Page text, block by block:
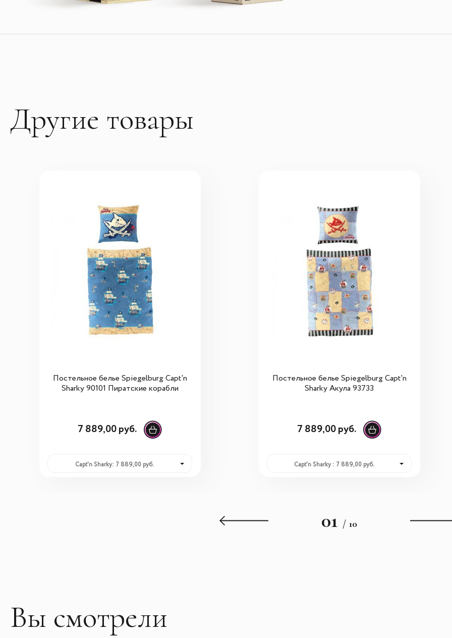
Другие товары
Постельное белье Spiegelburg Capt'n
Sharky 90101 Пиратские корабли
7 889,00 руб.
Capt'n Sharky: 7 889,00 руб.
Постельное белье Spiegelburg Capt'n
Sharky Акула 93733
7 889,00 руб.
Capt'n Sharky : 7 889,00 руб.
01 / 10
Вы смотрели